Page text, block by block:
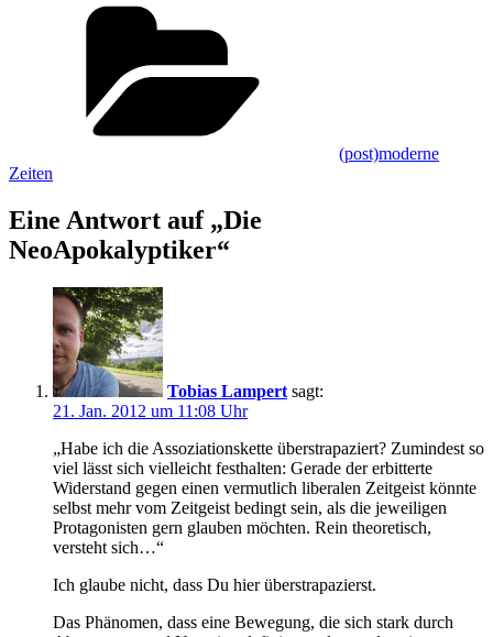
(post)moderne
Zeiten
Eine Antwort auf „Die
NeoApokalyptiker“
Tobias Lampert sagt:
21. Jan. 2012 um 11:08 Uhr
„Habe ich die Assoziationskette überstrapaziert? Zumindest so
viel lässt sich vielleicht festhalten: Gerade der erbitterte
Widerstand gegen einen vermutlich liberalen Zeitgeist könnte
selbst mehr vom Zeitgeist bedingt sein, als die jeweiligen
Protagonisten gern glauben möchten. Rein theoretisch,
versteht sich…“
Ich glaube nicht, dass Du hier überstrapazierst.
Das Phänomen, dass eine Bewegung, die sich stark durch